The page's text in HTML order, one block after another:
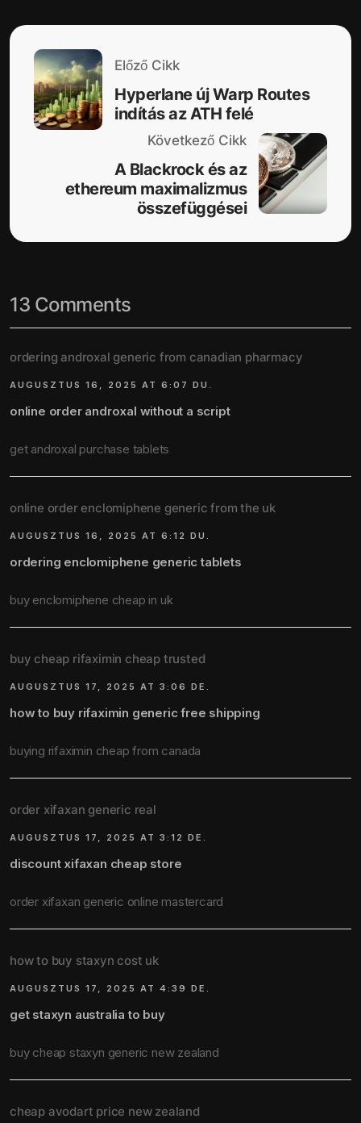
Előző Cikk
Hyperlane új Warp Routes
indítás az ATH felé
Következő Cikk
A Blackrock és az
ethereum maximalizmus
összefüggései
13 Comments
ordering androxal generic from canadian pharmacy
AUGUSZTUS 16, 2025 AT 6:07 DU.
online order androxal without a script
get androxal purchase tablets
online order enclomiphene generic from the uk
AUGUSZTUS 16, 2025 AT 6:12 DU.
ordering enclomiphene generic tablets
buy enclomiphene cheap in uk
buy cheap rifaximin cheap trusted
AUGUSZTUS 17, 2025 AT 3:06 DE.
how to buy rifaximin generic free shipping
buying rifaximin cheap from canada
order xifaxan generic real
AUGUSZTUS 17, 2025 AT 3:12 DE.
discount xifaxan cheap store
order xifaxan generic online mastercard
how to buy staxyn cost uk
AUGUSZTUS 17, 2025 AT 4:39 DE.
get staxyn australia to buy
buy cheap staxyn generic new zealand
cheap avodart price new zealand